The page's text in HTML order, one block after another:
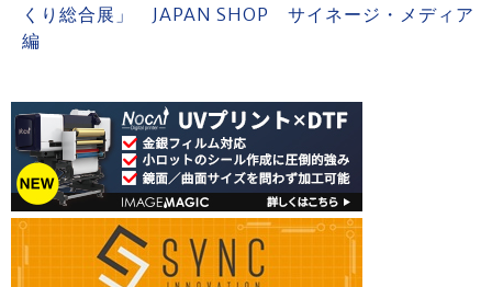
くり総合展」 JAPAN SHOP サイネージ・メディア
編